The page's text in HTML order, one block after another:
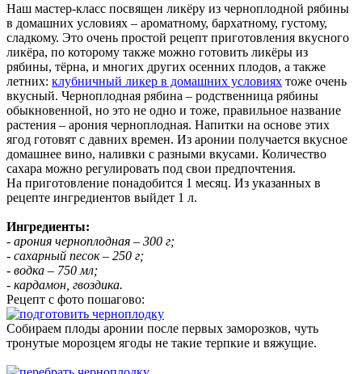
Наш мастер-класс посвящен ликёру из черноплодной рябины
в домашних условиях – ароматному, бархатному, густому,
сладкому. Это очень простой рецепт приготовления вкусного
ликёра, по которому также можно готовить ликёры из
рябины, тёрна, и многих других осенних плодов, а также
летних: клубничный ликер в домашних условиях тоже очень
вкусный. Черноплодная рябина – родственница рябины
обыкновенной, но это не одно и тоже, правильное название
растения – арония черноплодная. Напитки на основе этих
ягод готовят с давних времен. Из аронии получается вкусное
домашнее вино, наливки с разными вкусами. Количество
сахара можно регулировать под свои предпочтения.
На приготовление понадобится 1 месяц. Из указанных в
рецепте ингредиентов выйдет 1 л.
Ингредиенты:
- арония черноплодная – 300 г;
- сахарный песок – 250 г;
- водка – 750 мл;
- кардамон, гвоздика.
Рецепт с фото пошагово:
Собираем плоды аронии после первых заморозков, чуть
тронутые морозцем ягоды не такие терпкие и вяжущие.